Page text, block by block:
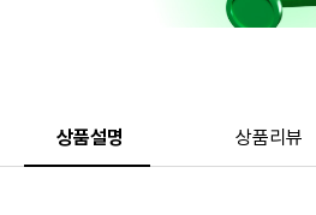
상품설명 상품리뷰